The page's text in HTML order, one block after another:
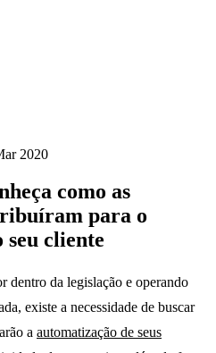
2020
como as
para o
seu cliente
dentro da legislação e operando
existe a necessidade de buscar
a automatização de seus